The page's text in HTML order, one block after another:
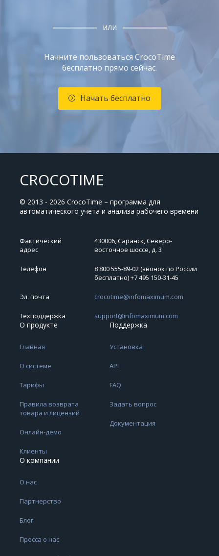
или
Начните пользоваться CrocoTime
бесплатно прямо сейчас.
Начать бесплатно
CROCOTIME
© 2013 - 2026 CrocoTime – программа для
автоматического учета и анализа рабочего времени
Фактический
адрес
430006, Саранск, Северо-
восточное шоссе, д. 3
Телефон
8 800 555-89-02 (звонок по России
бесплатно) +7 495 150‑31‑45
Эл. почта crocotime@infomaximum.com
Техподдержка support@infomaximum.com
О продукте
Главная
О системе
Тарифы
Правила возврата
товара и лицензий
Онлайн-демо
Клиенты
Поддержка
Установка
API
FAQ
Задать вопрос
Документация
О компании
О нас
Партнерство
Блог
Пресса о нас